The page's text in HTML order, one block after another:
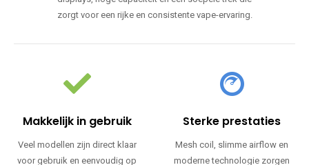
zorgt voor een rijke en consistente vape-ervaring.
Makkelijk in gebruik
Veel modellen zijn direct klaar
voor gebruik en eenvoudig op
Sterke prestaties
Mesh coil, slimme airflow en
moderne technologie zorgen